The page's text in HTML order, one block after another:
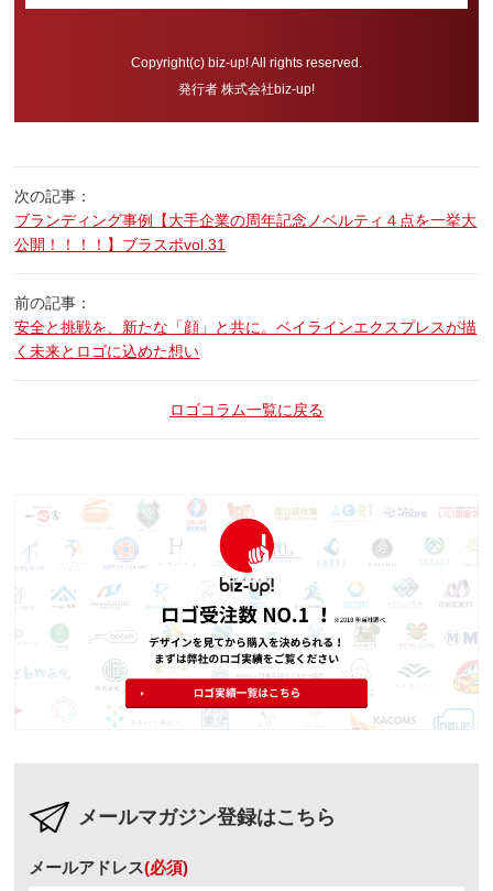
Copyright(c) biz-up! All rights reserved.
発行者 株式会社biz-up!
次の記事：
ブランディング事例【大手企業の周年記念ノベルティ４点を一挙大
公開！！！！】ブラスポvol.31
前の記事：
安全と挑戦を、新たな「顔」と共に。ベイラインエクスプレスが描
く未来とロゴに込めた想い
ロゴコラム一覧に戻る
メールマガジン登録はこちら
メールアドレス(必須)